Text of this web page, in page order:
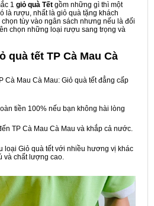
1 giỏ quà Tết gồm những gì thì một
là rượu, nhất là giỏ quà tặng khách
tùy vào ngân sách nhưng nếu là đối
chọn những loại rượu sang trọng và
quà tết TP Cà Mau Cà
Cà Mau Cà Mau: Giỏ quà tết đẳng cấp
tiền 100% nếu bạn không hài lòng
TP Cà Mau Cà Mau và khắp cả nước.
loại Giỏ quà tết với nhiều hương vị khác
và chất lượng cao.